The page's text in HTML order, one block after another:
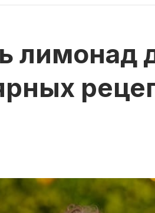
лимонад